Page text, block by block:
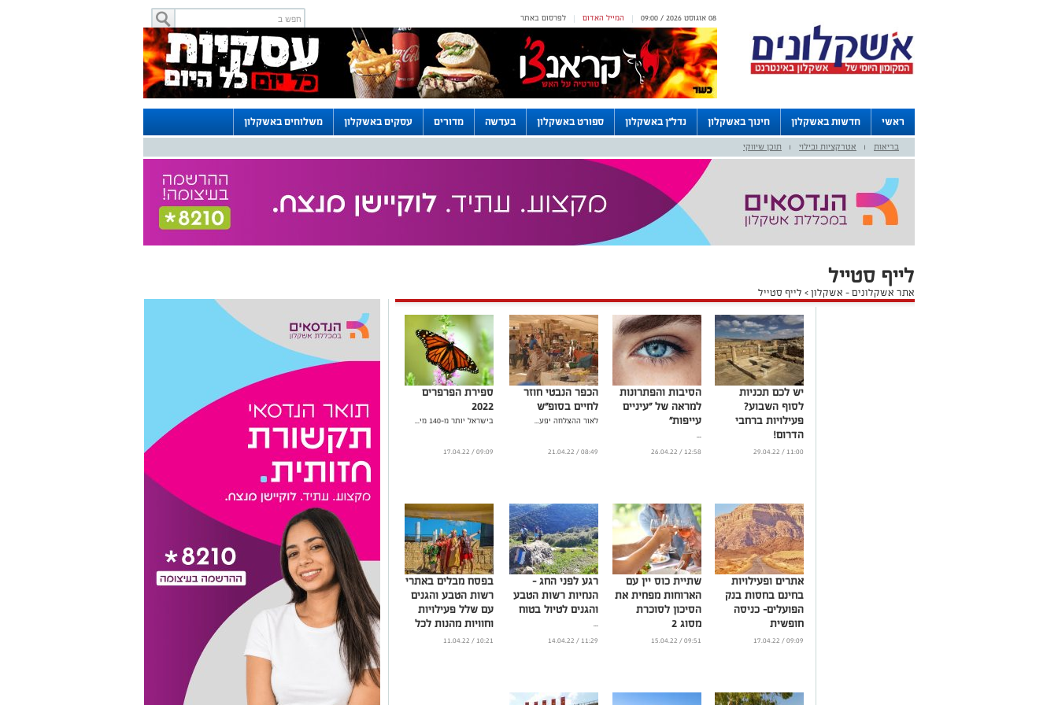
לפרסום באתר | המייל האדום | 08 אוגוסט 2026 / 09:00
ראשי חדשות באשקלון חינוך באשקלון נדל"ן באשקלון ספורט באשקלון בעדשה מדורים עסקים באשקלון משלוחים באשקלון
דרושים באשקלון לוחות בריאות | אטרקציות ובילוי | תוכן שיווקי
לייף סטייל
אתר אשקלונים - אשקלון> לייף סטייל
יש לכם תכניות
לסוף השבוע?
פעילויות ברחבי
הדרום!
...
11:00 / 29.04.22
הסיבות והפתרונות
למראה של "עיניים
עייפות"
...
12:58 / 26.04.22
הכפר הנבטי חוזר
לחיים בסופ"ש
לאור ההצלחה יפע...
08:49 / 21.04.22
ספירת הפרפרים
2022
בישראל יותר מ-140 מי...
09:09 / 17.04.22
אתרים ופעילויות
בחינם בחסות בנק
הפועלים- כניסה
חופשית
...
09:09 / 17.04.22
שתיית כוס יין עם
הארוחות מפחית את
הסיכון לסוכרת
מסוג 2
...
09:51 / 15.04.22
רגע לפני החג –
הנחיות רשות הטבע
והגנים לטיול בטוח
...
11:29 / 14.04.22
בפסח מבלים באתרי
רשות הטבע והגנים
עם שלל פעילויות
וחוויות מהנות לכל
המשפחה
10:21 / 11.04.22